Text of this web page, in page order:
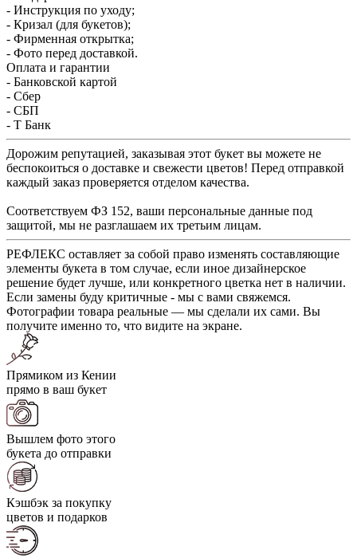
- Инструкция по уходу;
- Кризал (для букетов);
- Фирменная открытка;
- Фото перед доставкой.
Оплата и гарантии
- Банковской картой
- Сбер
- СБП
- Т Банк
Дорожим репутацией, заказывая этот букет вы можете не
беспокоиться о доставке и свежести цветов! Перед отправкой
каждый заказ проверяется отделом качества.
Соответствуем ФЗ 152, ваши персональные данные под
защитой, мы не разглашаем их третьим лицам.
РЕФЛЕКС оставляет за собой право изменять составляющие
элементы букета в том случае, если иное дизайнерское
решение будет лучше, или конкретного цветка нет в наличии.
Если замены буду критичные - мы с вами свяжемся.
Фотографии товара реальные — мы сделали их сами. Вы
получите именно то, что видите на экране.
Прямиком из Кении
прямо в ваш букет
Вышлем фото этого
букета до отправки
Кэшбэк за покупку
цветов и подарков